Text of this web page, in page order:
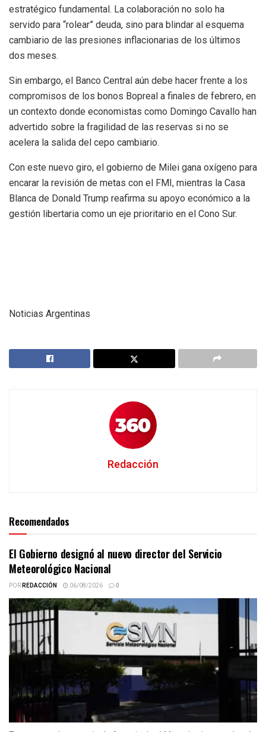
estratégico fundamental. La colaboración no solo ha
servido para “rolear” deuda, sino para blindar al esquema
cambiario de las presiones inflacionarias de los últimos
dos meses.
Sin embargo, el Banco Central aún debe hacer frente a los
compromisos de los bonos Bopreal a finales de febrero, en
un contexto donde economistas como Domingo Cavallo han
advertido sobre la fragilidad de las reservas si no se
acelera la salida del cepo cambiario.
Con este nuevo giro, el gobierno de Milei gana oxígeno para
encarar la revisión de metas con el FMI, mientras la Casa
Blanca de Donald Trump reafirma su apoyo económico a la
gestión libertaria como un eje prioritario en el Cono Sur.
Noticias Argentinas
Redacción
Recomendados
El Gobierno designó al nuevo director del Servicio
Meteorológico Nacional
PORREDACCIÓN 06/08/2026 0